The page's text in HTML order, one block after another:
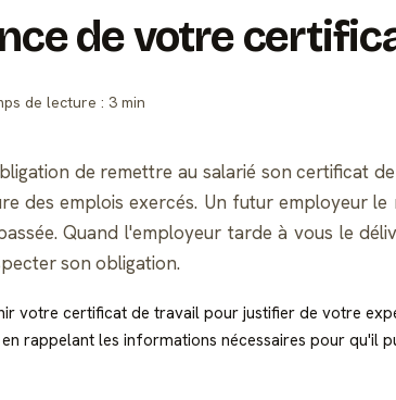
de votre
de lecture : 3 min
de remettre au salarié son certificat
des emplois exercés. Un futur employeur
Quand l'employeur tarde à vous le
son obligation.
votre certificat de travail pour justifier de votre
rappelant les informations nécessaires pour qu'il